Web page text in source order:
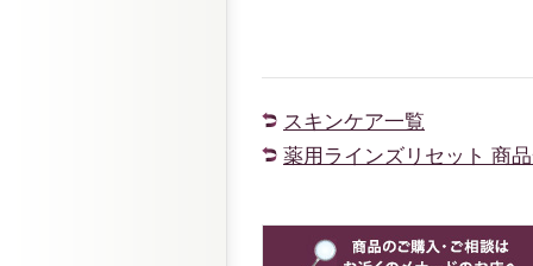
スキンケア一覧
薬用ラインズリセット 商